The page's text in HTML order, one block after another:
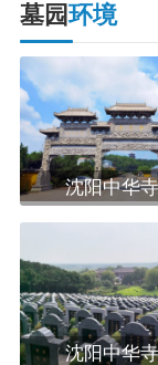
庄重。
中华寺墓园紧
以在此感受佛教
散步，享受一份
“三才学理”，
气萌生、外气流
沈阳中华寺墓
一个承载着厚重
墓园环境
沈阳中华
沈阳中华